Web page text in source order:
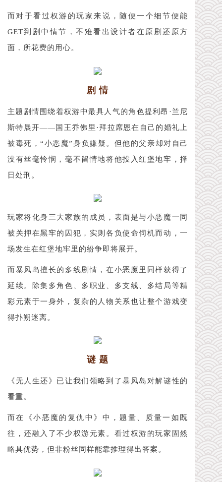
而对于看过权游的玩家来说，随便一个细节便能
GET到剧中情节，不难看出设计者在原剧还原方
面，所花费的用心。
剧 情
主题剧情围绕着权游中最具人气的角色提利昂·兰尼
斯特展开—— 国王乔佛里·拜拉席恩在自己的婚礼上
被毒死，“小恶魔”身负嫌疑。但他的父亲却 对自己
没有丝毫怜悯，毫不留情地将他投入红堡地牢，择
日处刑。
玩家将化身三大家族的成员，表面是与小恶魔一同
被关押在黑牢的囚犯，实则各负使命伺机而动，一
场发生在红堡地牢里的纷争即将展开。
而暴风岛擅长的多线剧情，在小恶魔里同样获得了
延续。除集多角色、多职业、多支线、多结局等精
彩元素于一身外，复杂的人物关系也让整个游戏变
得扑朔迷离。
谜 题
《无人生还》已让我们领略到了暴风岛对解谜性的
看重。
而在《小恶魔的复仇中》中，题量、质量一如既
往，还融入了不少权游元素。看过权游的玩家固然
略具优势，但非粉丝同样能靠推理得出答案。